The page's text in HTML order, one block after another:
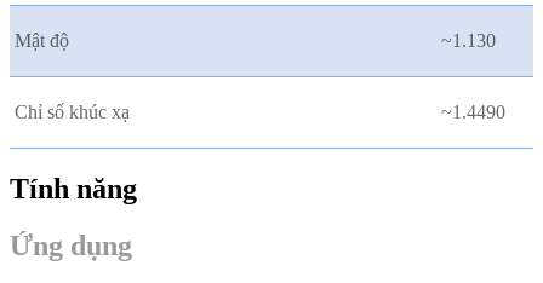
Mật độ ~1.130
Chỉ số khúc xạ ~1.4490
Tính năng
Ứng dụng